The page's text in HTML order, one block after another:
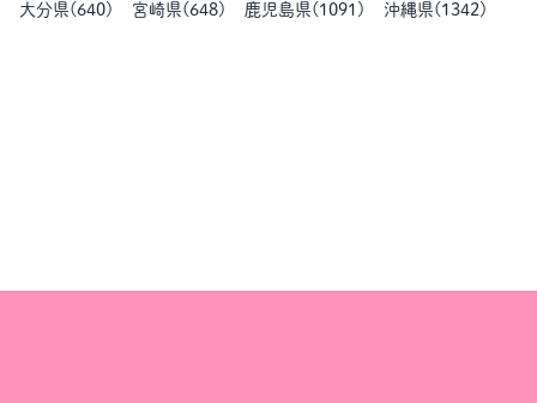
大分県( 640) 宮崎県( 648) 鹿児島県( 1091 ) 沖縄県( 1342 )